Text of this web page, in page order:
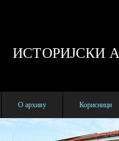
ИСТОРИЈСКИ
Корисници
О архиву